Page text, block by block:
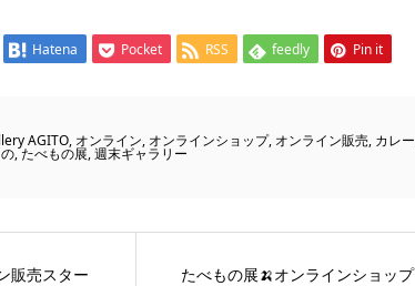
Hatena Pocket RSS feedly Pin it
AGITO, オンライン, オンラインショップ, オンライン販売, カレー
,たべもの展,週末ギャラリー
販売スター
たべもの展🍌オンラインショップ